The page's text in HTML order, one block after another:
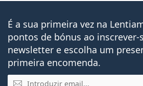
É a sua primeira vez na
pontos de bónus ao inscrever-
newsletter e escolha um
primeira encomenda.
Email